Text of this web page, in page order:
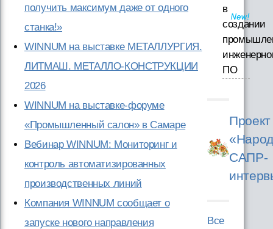
получить максимум даже от одного
станка!»
WINNUM на выставке МЕТАЛЛУРГИЯ.
ЛИТМАШ. МЕТАЛЛО-КОНСТРУКЦИИ
2026
WINNUM на выставке-форуме
«Промышленный салон» в Самаре
Вебинар WINNUM: Мониторинг и
контроль автоматизированных
производственных линий
Компания WINNUM cообщает о
запуске нового направления
в
создании
ПО
Проект
САПР-
Все